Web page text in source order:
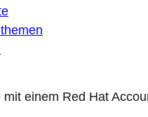
mit einem Red Hat